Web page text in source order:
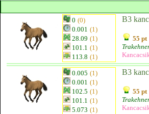
0 (0)
0.001 (1)
28.09 (1)
101.1 (1)
113.8 (1)
B3
55 pt
0.005 (1)
0.001 (1)
102.5 (1)
101.1 (1)
5.073 (1)
B3
55 pt